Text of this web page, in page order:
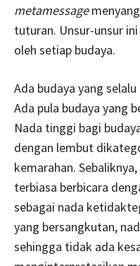
metamessage
tuturan. Unsur-unsur
oleh setiap budaya.
Ada budaya yang
Ada pula budaya yang
Nada tinggi bagi
dengan lembut
kemarahan.
terbiasa berbicara
sebagai nada
yang bersangkutan,
sehingga tidak ada